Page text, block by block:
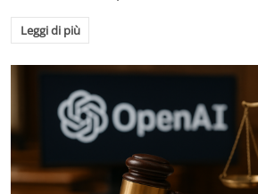
Leggi di più